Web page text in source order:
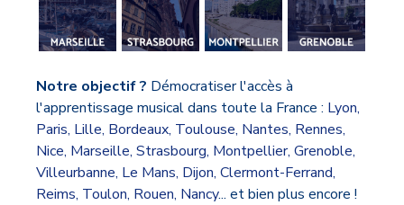
Notre objectif ? Démocratiser l'accès à
l'apprentissage musical dans toute la France : Lyon,
Paris, Lille, Bordeaux, Toulouse, Nantes, Rennes,
Nice, Marseille, Strasbourg, Montpellier, Grenoble,
Villeurbanne, Le Mans, Dijon, Clermont-Ferrand,
Reims, Toulon, Rouen, Nancy... et bien plus encore !